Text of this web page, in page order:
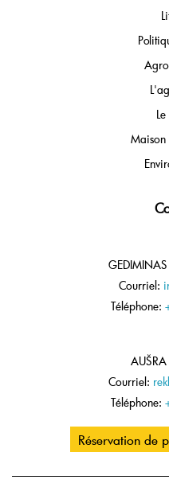
Courriel:
Téléphone:
AUŠRA
Courriel:
Téléphone:
Réservation de